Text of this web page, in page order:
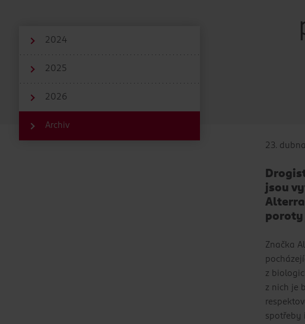
2024
2025
2026
Archiv
23.
jsou
poroty
Značka
z
z nich je
spotřeby